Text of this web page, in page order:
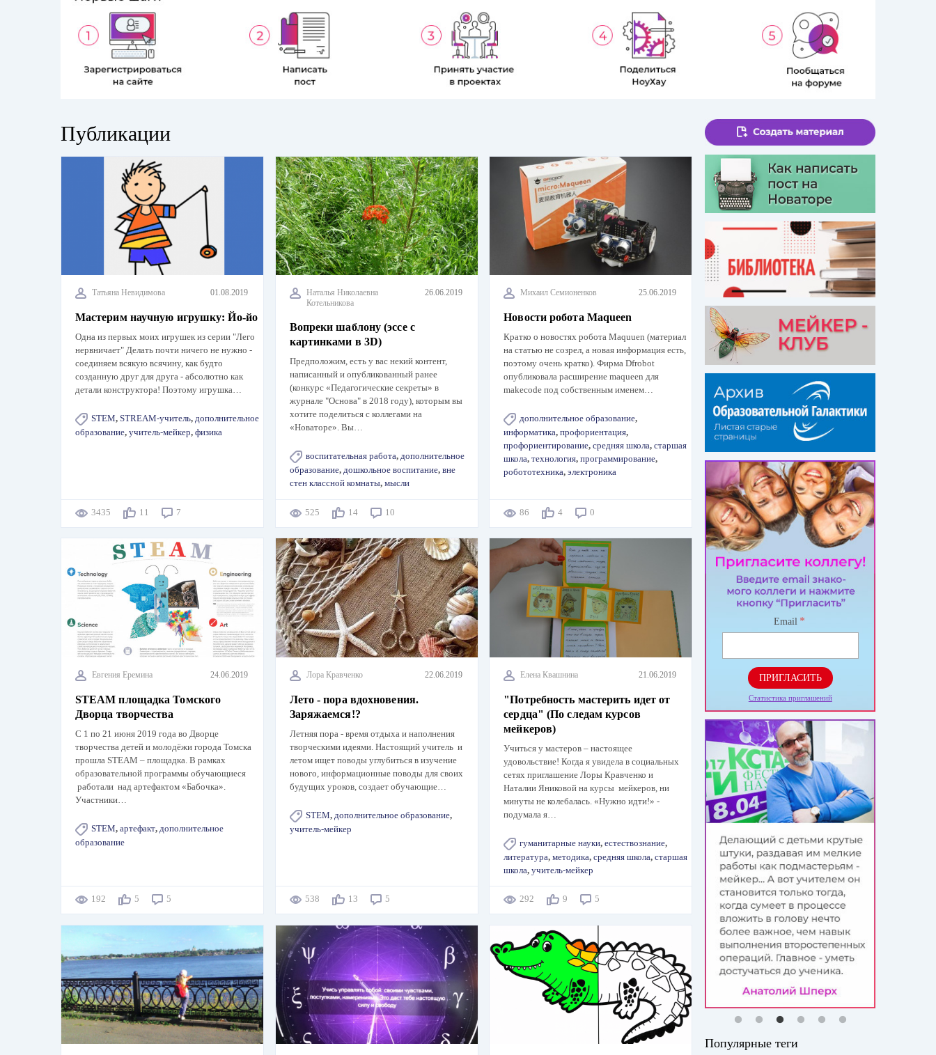
Публикации
Татьяна Невидимова 01.08.2019
Мастерим научную игрушку: Йо-йо
Одна из первых моих игрушек из серии "Лего
нервничает" Делать почти ничего не нужно -
соединяем всякую всячину, как будто
созданную друг для друга - абсолютно как
детали конструктора! Поэтому игрушка…
STEM, STREAM-учитель, дополнительное
образование, учитель-мейкер, физика
3435 11 7
Наталья Николаевна
Котельникова
26.06.2019
Вопреки шаблону (эссе с
картинками в 3D)
Предположим, есть у вас некий контент,
написанный и опубликованный ранее
(конкурс «Педагогические секреты» в
журнале "Основа" в 2018 году), которым вы
хотите поделиться с коллегами на
«Новаторе». Вы…
воспитательная работа, дополнительное
образование, дошкольное воспитание, вне
стен классной комнаты, мысли
525 14 10
Михаил Семионенков 25.06.2019
Новости робота Maqueen
Кратко о новостях робота Maquuen (материал
на статью не созрел, а новая информация есть,
поэтому очень кратко). Фирма Dfrobot
опубликовала расширение maqueen для
makecode под собственным именем…
дополнительное образование,
информатика,профориентация,
профориентирование,средняя школа,старшая
школа,технология,программирование,
робототехника,электроника
86 4 0
Евгения Еремина 24.06.2019
STEAM площадка Томского
Дворца творчества
С 1 по 21 июня 2019 года во Дворце
творчества детей и молодёжи города Томска
прошла STEAM – площадка. В рамках
образовательной программы обучающиеся
работали над артефактом «Бабочка».
Участники…
STEM, артефакт, дополнительное
образование
192 5 5
Лора Кравченко 22.06.2019
Лето - пора вдохновения.
Заряжаемся!?
Летняя пора - время отдыха и наполнения
творческими идеями. Настоящий учитель и
летом ищет поводы углубиться в изучение
нового, информационные поводы для своих
будущих уроков, создает обучающие…
STEM, дополнительное образование,
учитель-мейкер
538 13 5
Елена Квашнина 21.06.2019
"Потребность мастерить идет от
сердца" (По следам курсов
мейкеров)
Учиться у мастеров – настоящее
удовольствие! Когда я увидела в социальных
сетях приглашение Лоры Кравченко и
Наталии Яниковой на курсы мейкеров, ни
минуты не колебалась. «Нужно идти!» -
подумала я…
гуманитарные науки,естествознание,
литература,методика,средняя школа,старшая
школа,учитель-мейкер
292 9 5
Email *
ПРИГЛАСИТЬ
Статистика приглашений
Популярные теги